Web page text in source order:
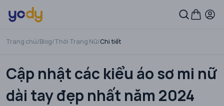
Trang chủ/Blog/Thời Trang Nữ/Chi tiết
Cập nhật các kiểu áo sơ mi nữ
dài tay đẹp nhất năm 2024